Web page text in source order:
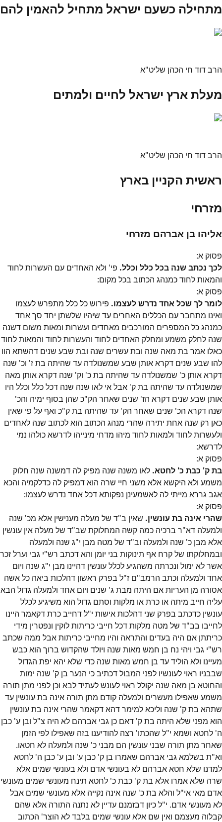
מתחילה כשעם ישראל מתחיל להאמין להם
הרב דוד חי הכהן שליט"א
מעלת ארץ ישראל לחיים ולמתים
הרב דוד חי הכהן שליט"א
ראשית הקניין בארץ
מזרחי
אליהו בן אברהם מזרחי
פסוק א:
לכך נכתב שנה בכל כלל וכלל. פי' ולא האחדים עם העשרות לחוד
והמאות לחוד כמנהג הכתוב בכל מקום:
פסוק א:
לומר לך שכל אחד נדרש לעצמו. פירוש כל כלל מתפרש לעצמו
ואינו מתחבר עם הכללים האחרים עד שיהיו שלשתן יחד סך אחד
כמנהג כל המספרים המורכבים מאחדים ועשרות ומאות משום דשנה
שנה לחלק משמע ומחלק האחדים לחוד והעשרות לחוד והמאות לחוד
כאלו אמר בת מאה שנה ובת עשרים שנה ובת שבע שנים דהשתא הוו
להו שבע שנים דקרא אותן שבע שמשנולדה עד שהיתה בת ז' וכ' שנה
דקרא אותן כ' שמשנולדה עד שהיתה בת כ' וק' שנה דקרא אותן מאה
שמשנולדה עד שהיתה בת ק' אבל אי לאו שנה שנה דכל כלל וכלל היו
אותן שבע שנים דקרא הז' שנים שאחר הק"כ שהן בסוף ימיה והכ'
שנה דקרא הכ' שנים שאחר הק' עד שהיתה בת ק"כ ואף על פי שאין
כאן רק שנה אחת יתירה שהרי מנהג הכתוב הוא לכתוב שנה לאחדים
ולעשרות לחוד ולמאות לחוד מיהו מדחי מינייהו לדרשא כולהו נמי
לדרשא:
פסוק א:
בת ק' כבת כ' לחטא. לאו משנה שנה מפיק לה דמשנה שנה חלוק
משמע ולא היקשא אלא משני חיי שרה הוא דמפיק לה כדלקמיה והכא
אגב גררא מייתי לה לאשמעינן נפקותא דכל אחד נדרש לעצמו:
פסוק א:
שהרי אינה בת עונשין. שאין ב"ד של מעלה מענישין אלא מכ' שנה
ולמעלה דא"ר ברכיה כמה קשה המחלוקת שב"ד של מעלה אין עונשין
אלא מבן כ' שנה ולמעלה וב"ד של מטה מבן י"ג שנה ולמעלה
ובמחלוקתו של קרח אף תינוקות בני יומן והא דכתב רש"י גבי וערל זכר
אשר לא ימול ונכרתה משהגיע לכלל עונשין דהיינו מבן י"ג שנה ויום
אחד ולמעלה וכתב הרמב"ם ז"ל בפרק ראשון דהלכות ביאה כל אשה
אסורה מן העריות אם היתה מבת ג' שנים ויום אחד ולמעלה גדול הבא
עליה חייב מיתה או כרת או מלקות וסתם גדול הוא משיגיע לכלל
עונשין כדכתב בפרק שני דהלכות אישות י"ל דחייב כרת דקאמר היינו
לחייבו בב"ד של מטה מלקות דכל חייבי כריתות לוקין ונפטרין מידי
כריתתן אם היה בעדים והתראה והיו מחייבי כריתות אבל ממה שכתב
רש"י גבי ויהי נח בן חמש מאות שנה ויולד שהקדוש ברוך הוא כבש
מעיינו ולא הוליד עד בן חמש מאות שנה כדי שלא יהא יפת הגדול
שבבניו ראוי לעונשיו לפני המבול דכתיב כי הנער בן ק' שנה ימות
והחוטא בן מאה שנה יקולל ראוי לעונש לעתיד לבא וכן לפני מתן תורה
משמע שאפילו מעשרים ולמעלה קודם מתן תורה אינה בת עונשין עד
שתהא בת ק' שנה וליכא למימר דהא דקאמר שהרי אינה בת עונשין
הוא מפני שלא היתה בת ק' דאם כן גבי אברהם לא היה צ"ל ובן ע' כבן
ה' לחטא ושמא י"ל שהכתו' רצה להודיענו בזה שאפילו לפי הזמן
שאחר מתן תורה שבני עונשין הם מבני כ' שנה ולמעלה לא חטאו.
וא"ת בשלמא גבי אברהם שאמרו בן ק' כבן ע' ובן ע' כבן ה' לחטא
למדנו שלא חטא אברהם לא בעונשי אדם ולא בעונשי שמים אלא
שרה שלא אמרו אלא בת ק' כבת כ' לחטא תינח מעונשי שמים מעונשי
אדם מאי אי"ל והלא בת כ' שנה אינה נקייה אלא מעונשי שמים אבל
לא מעונשי אדם. י"ל כיון דבזמנם עדיין לא נתנה התורה אלא שהם
קבלוה מעצמם ואין שם אלא עונשי שמים בלבד לא הוצר' הכתוב